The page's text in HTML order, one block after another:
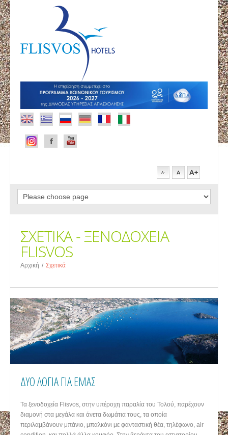
ΣΧΕΤΙΚΑ - ΞΕΝΟΔΟΧΕΙΑ
FLISVOS
Αρχική / Σχετικά
ΔΥΟ ΛΟΓΙΑ ΓΙΑ ΕΜΑΣ
Τα ξενοδοχεία Flisvos, στην υπέροχη παραλία του Τολού, παρέχουν
διαμονή στα μεγάλα και άνετα δωμάτια τους, τα οποία
περιλαμβάνουν μπάνιο, μπαλκόνι με φανταστική θέα, τηλέφωνο, air